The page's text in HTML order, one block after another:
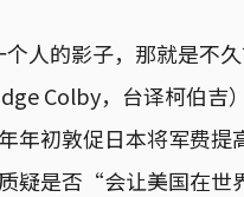
人的影子，那就是不
Colby，台译柯伯吉
年初敦促日本将军费提
疑是否“会让美国在世